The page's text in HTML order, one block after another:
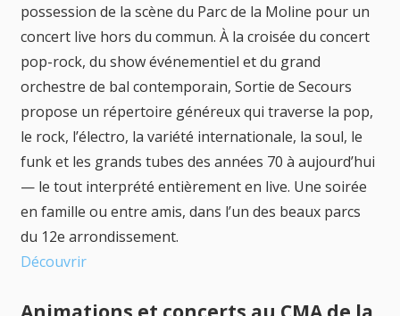
possession de la scène du Parc de la Moline pour un
concert live hors du commun. À la croisée du concert
pop-rock, du show événementiel et du grand
orchestre de bal contemporain, Sortie de Secours
propose un répertoire généreux qui traverse la pop,
le rock, l’électro, la variété internationale, la soul, le
funk et les grands tubes des années 70 à aujourd’hui
— le tout interprété entièrement en live. Une soirée
en famille ou entre amis, dans l’un des beaux parcs
du 12e arrondissement.
Découvrir